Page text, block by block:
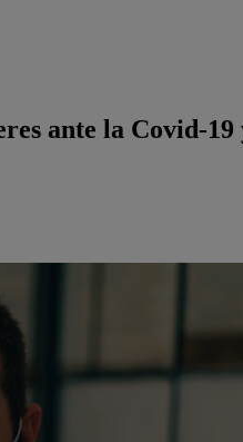
ante la Covid-19